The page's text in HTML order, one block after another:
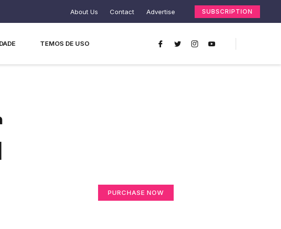
About Us Contact Advertise SUBSCRIPTION
TEMOS DE USO
PURCHASE NOW